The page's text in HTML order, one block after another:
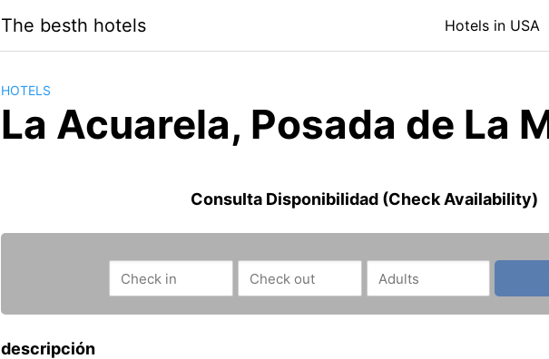
The besth hotels Hotels in USA
HOTELS
La Acuarela, Posada de La
Consulta Disponibilidad (Check Availability)
descripción